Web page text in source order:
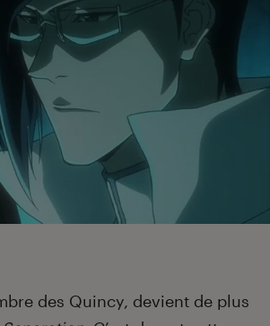
des Quincy, devient de plus